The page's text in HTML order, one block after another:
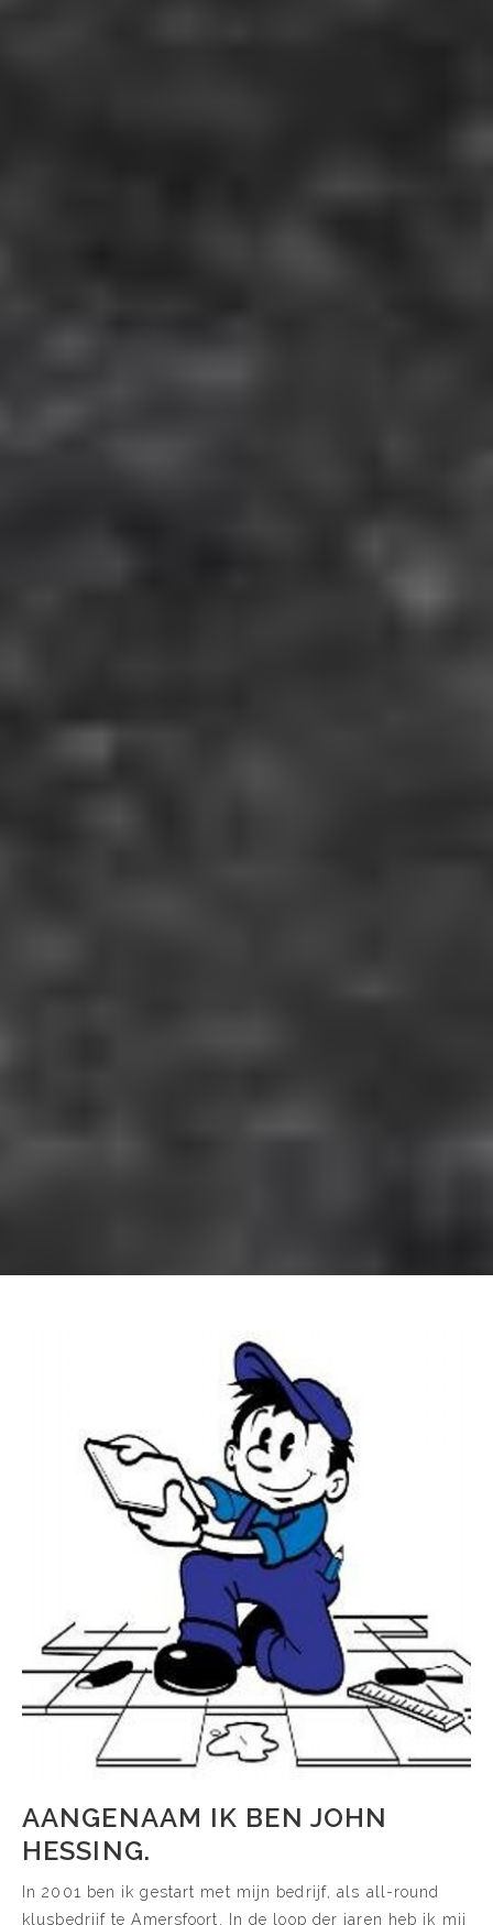
AANGENAAM IK BEN JOHN
HESSING.
In 2001 ben ik gestart met mijn bedrijf, als all-round
klusbedrijf te Amersfoort. In de loop der jaren heb ik mij